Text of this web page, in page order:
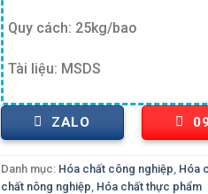
Quy cách: 25kg/bao
Tài liệu: MSDS
ZALO
Danh mục: Hóa chất công nghiệp Hóa
chất nông nghiệp Hóa chất thực phẩm